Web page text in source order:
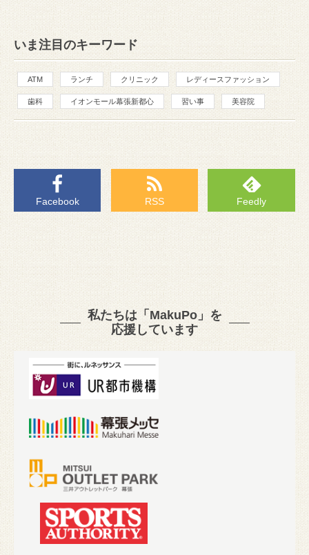
いま注目のキーワード
ATM ランチ クリニック レディースファッション
歯科 イオンモール幕張新都心 習い事 美容院
Facebook RSS Feedly
私たちは「MakuPo」を
応援しています